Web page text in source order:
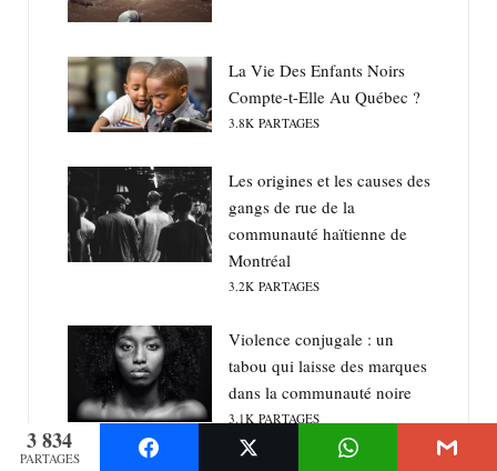
La Vie Des Enfants Noirs
Compte-t-Elle Au Québec ?
3.8K PARTAGES
Les origines et les causes des
gangs de rue de la
communauté haïtienne de
Montréal
3.2K PARTAGES
Violence conjugale : un
tabou qui laisse des marques
dans la communauté noire
3.1K PARTAGES
3 834
PARTAGES